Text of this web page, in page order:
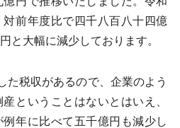
前年度比で四千八百八十四億
と大幅に減少しております。
税収があるので、企業のよう
ということはないとはいえ、
年に比べて五千億円も減少し